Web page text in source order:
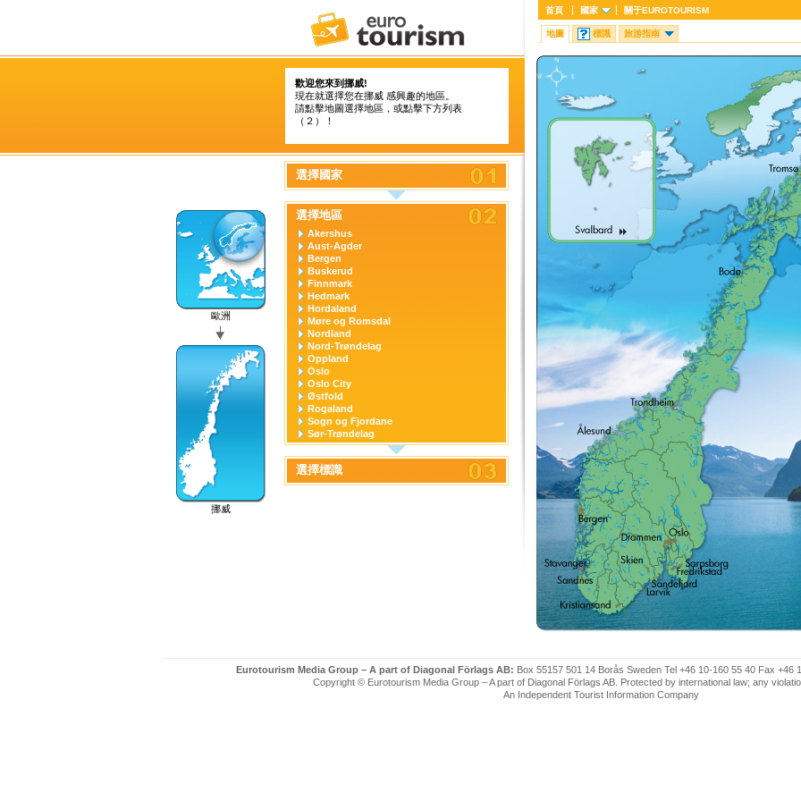
歡迎您來到挪威!
現在就選擇您在挪威 感興趣的地區。
請點擊地圖選擇地區，或點擊下方列表
（２）！
歐洲
挪威
選擇國家
選擇地區
Akershus
Aust-Agder
Bergen
Buskerud
Finnmark
Hedmark
Hordaland
Møre og Romsdal
Nordland
Nord-Trøndelag
Oppland
Oslo
Oslo City
Østfold
Rogaland
Sogn og Fjordane
Sør-Trøndelag
Svalbard
Telemark
Troms
Trondheim
選擇標識
首頁 國家 關于EUROTOURISM
地圖 標識 旅游指南
Eurotourism Media Group – A part of Diagonal Förlags AB: Box 55157 501 14 Borås Sweden Tel +46 10-160 55 40 Fax +46
Copyright © Eurotourism Media Group – A part of Diagonal Förlags AB. Protected by international law; any
An Independent Tourist Information Company